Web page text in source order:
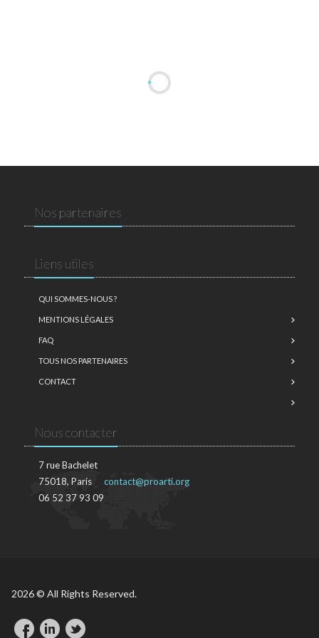
Nos partenaires
Liens utiles
QUI SOMMES-NOUS ?
MENTIONS LÉGALES
FAQ
TOUS NOS PARTENAIRES
CONTACT
Nous contacter
7 rue Bachelet
75018, Paris
06 52 37 93 09
contact@proarti.org
2026 © All Rights Reserved.